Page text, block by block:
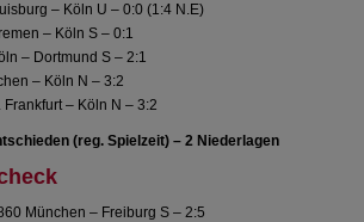
– Köln U – 0:0 (1:4 N.E)
– Köln S – 0:1
– Dortmund S – 2:1
– Köln N – 3:2
– Köln N – 3:2
(reg. Spielzeit) – 2 Niederlagen
München – Freiburg S – 2:5